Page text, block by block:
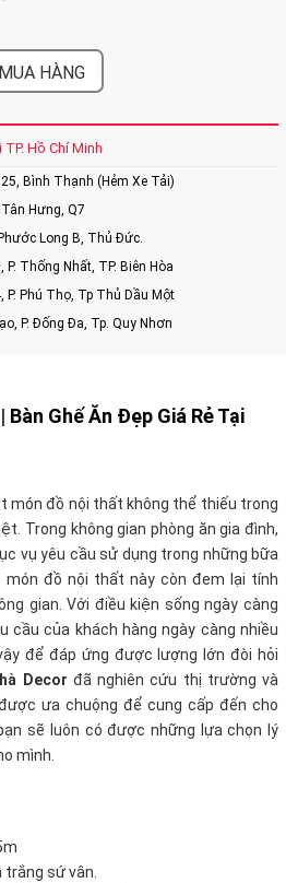
MUA HÀNG
Hồ Chí Minh
Bình Thạnh (Hẻm Xe Tải)
Hưng, Q7
Long B, Thủ Đức.
P. Thống Nhất, TP. Biên Hòa
Phú Thọ, Tp Thủ Dầu Một
P. Đống Đa, Tp. Quy Nhơn
| Bàn Ghế Ăn Đẹp Giá Rẻ Tại
món đồ nội thất không thể thiếu trong
Trong không gian phòng ăn gia đình,
vụ yêu cầu sử dụng trong những bữa
món đồ nội thất này còn đem lại tính
gian. Với điều kiện sống ngày càng
cầu của khách hàng ngày càng nhiều
để đáp ứng được lượng lớn đòi hỏi
Decor đã nghiên cứu thị trường và
ưa chuộng để cung cấp đến cho
sẽ luôn có được những lựa chọn lý
mình.
trắng sứ vân.